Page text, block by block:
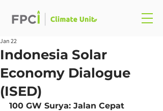
Indonesia Solar
Economy Dialogue
(ISED)
Jan 22
100 GW Surya: Jalan Cepat